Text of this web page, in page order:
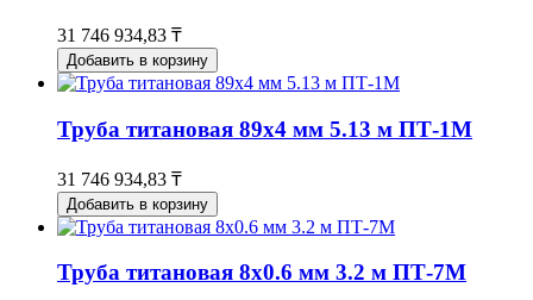
31 746 934,83 ₸
Добавить в корзину
Труба титановая 89х4 мм 5.13 м ПТ-1М
31 746 934,83 ₸
Добавить в корзину
Труба титановая 8х0.6 мм 3.2 м ПТ-7М